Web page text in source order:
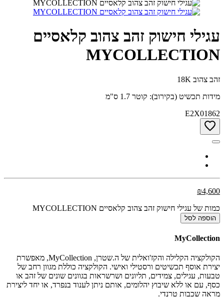
עגילי חישוק זהב צהוב קלאסיים
MYCOLLECTION‎
זהב צהוב 18K
מידות תכשיט (בקירוב): קוטר 1.7 ס"מ
E2X01862
₪4,600
כמות של עגילי חישוק זהב צהוב קלאסיים MYCOLLECTION‎
הוספה לסל
MyCollection
הקולקציה הקלילה והקז'ואלית של ה.שטרן, MyCollection, מאפשרת
יצירת אוסף תכשיטים ורסטילי ואישי. הקולקציה כוללת מגוון רחב של
טבעות, עגילים, צמידים, תליונים ושרשראות בגוונים שונים של זהב או
כסף, עם או ללא שיבוץ יהלומים, אותם ניתן לענוד בנפרד, או יחד ליצירת
מראה שכבות טרנדי.